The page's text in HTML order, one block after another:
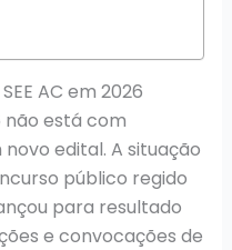
AC em 2026
não está com
edital. A situação
público regido
para resultado
e convocações de